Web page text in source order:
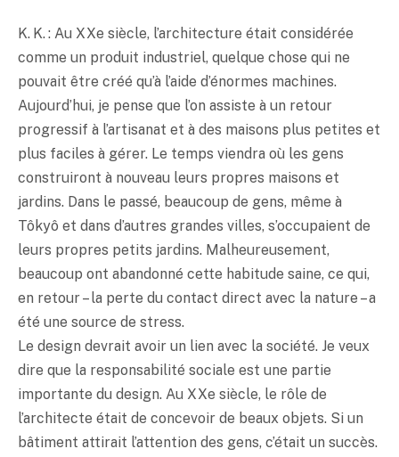
K. K. : Au XXe siècle, l’architecture était considérée
comme un produit industriel, quelque chose qui ne
pouvait être créé qu’à l’aide d’énormes machines.
Aujourd’hui, je pense que l’on assiste à un retour
progressif à l’artisanat et à des maisons plus petites et
plus faciles à gérer. Le temps viendra où les gens
construiront à nouveau leurs propres maisons et
jardins. Dans le passé, beaucoup de gens, même à
Tôkyô et dans d’autres grandes villes, s’occupaient de
leurs propres petits jardins. Malheureusement,
beaucoup ont abandonné cette habitude saine, ce qui,
en retour – la perte du contact direct avec la nature – a
été une source de stress.
Le design devrait avoir un lien avec la société. Je veux
dire que la responsabilité sociale est une partie
importante du design. Au XXe siècle, le rôle de
l’architecte était de concevoir de beaux objets. Si un
bâtiment attirait l’attention des gens, c’était un succès.